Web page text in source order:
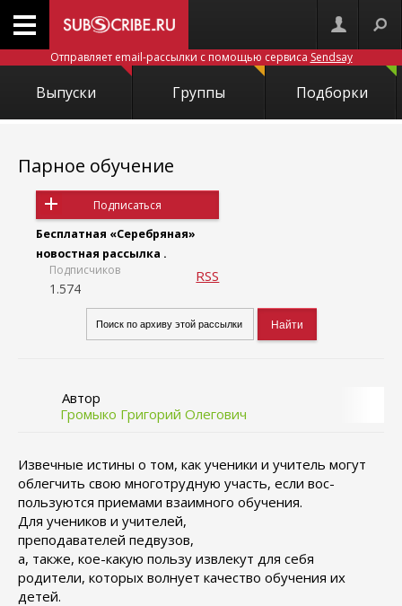
Отправляет email-рассылки с помощью сервиса Sendsay
Выпуски Группы Подборки
Парное обучение
Подписаться
Бесплатная «Серебряная»
новостная рассылка .
Подписчиков
1.574
RSS
Автор
Громыко Григорий Олегович
Извечные истины о том, как ученики и учитель могут
облегчить свою многотрудную участь, если вос-
пользуются приемами взаимного обучения.
Для учеников и учителей,
преподавателей педвузов,
а, также, кое-какую пользу извлекут для себя
родители, которых волнует качество обучения их
детей.